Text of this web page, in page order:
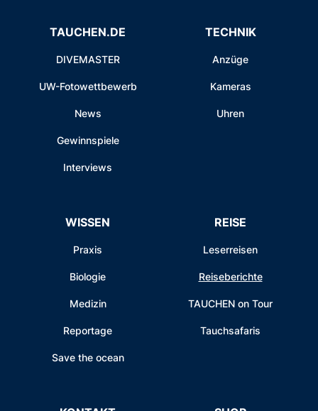
TAUCHEN.DE
DIVEMASTER
UW-Fotowettbewerb
News
Gewinnspiele
Interviews
TECHNIK
Anzüge
Kameras
Uhren
WISSEN
Praxis
Biologie
Medizin
Reportage
Save the ocean
REISE
Leserreisen
Reiseberichte
TAUCHEN on Tour
Tauchsafaris